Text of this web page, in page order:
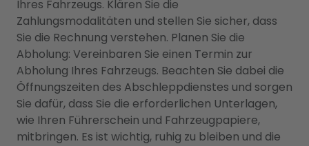
Ihres Fahrzeugs. Klären Sie die
Zahlungsmodalitäten und stellen Sie sicher, dass
Sie die Rechnung verstehen. Planen Sie die
Abholung: Vereinbaren Sie einen Termin zur
Abholung Ihres Fahrzeugs. Beachten Sie dabei die
Öffnungszeiten des Abschleppdienstes und sorgen
Sie dafür, dass Sie die erforderlichen Unterlagen,
wie Ihren Führerschein und Fahrzeugpapiere,
mitbringen. Es ist wichtig, ruhig zu bleiben und die